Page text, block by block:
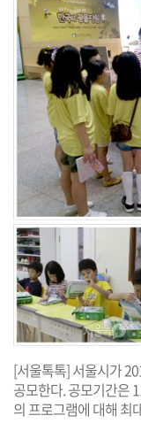
[서울톡톡] 서울시가
공모한다. 공모기간은
의 프로그램에 대해 최